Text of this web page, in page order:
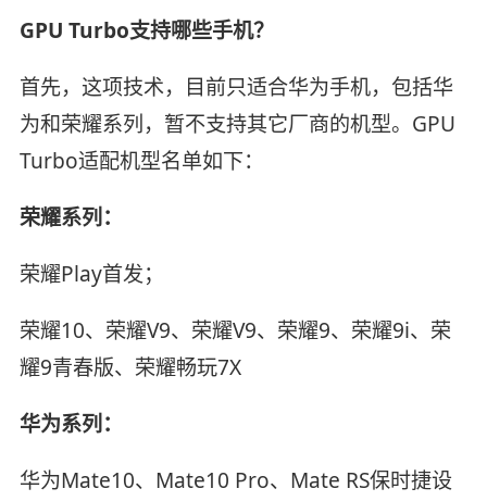
GPU Turbo支持哪些手机？
首先，这项技术，目前只适合华为手机，包括华
为和荣耀系列，暂不支持其它厂商的机型。GPU
Turbo适配机型名单如下：
荣耀系列：
荣耀Play首发；
荣耀10、荣耀V9、荣耀V9、荣耀9、荣耀9i、荣
耀9青春版、荣耀畅玩7X
华为系列：
华为Mate10、Mate10 Pro、Mate RS保时捷设